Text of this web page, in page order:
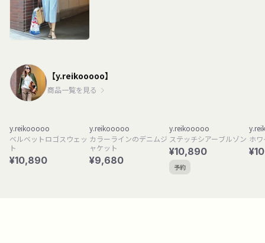
【y.reikooooo】
商品一覧を見る
y.reikooooo
ベルベットロゴスウェッ
ト
¥10,890
y.reikooooo
カラーラインのデニムジ
ャケット
¥9,680
y.reikooooo
ステッチシアーブルゾン
¥10,890
予約
ホ